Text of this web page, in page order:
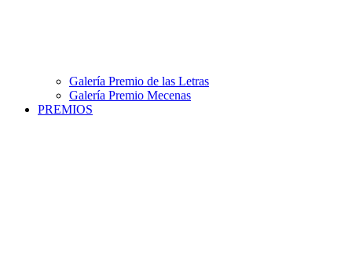
Galería Premio de las Letras
Galería Premio Mecenas
PREMIOS